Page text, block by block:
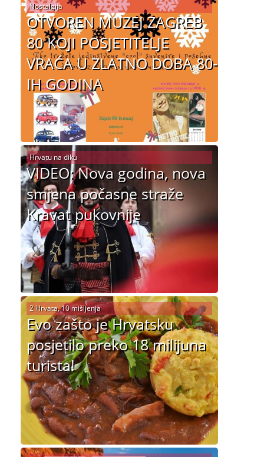
OTVOREN MUZEJ ZAGREB
80 KOJI POSJETITELJE
VRAĆA U ZLATNO DOBA 80-
IH GODINA
Nostalgija
VIDEO: Nova godina, nova
smjena počasne straže
Kravat pukovnije
Hrvatu na diku
Evo zašto je Hrvatsku
posjetilo preko 18 milijuna
turista!
2 Hrvata, 10 mišljenja